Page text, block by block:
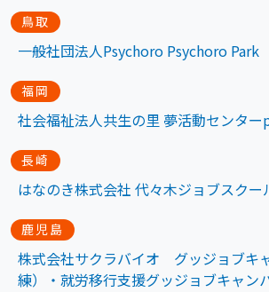
鳥取
一般社団法人Psychoro Psychoro Park
福岡
社会福祉法人共生の里 夢活動センタ
長崎
はなのき株式会社 代々木ジョブスクー
鹿児島
株式会社サクラバイオ グッジョブキ
練）・就労移行支援グッジョブキャン